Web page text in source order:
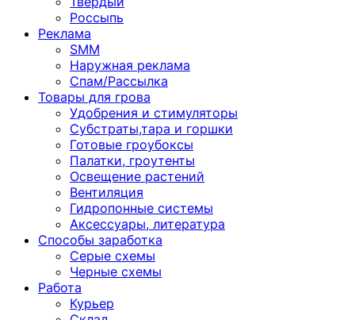
Россыпь
Реклама
SMM
Наружная реклама
Спам/Рассылка
Товары для грова
Удобрения и стимуляторы
Субстраты,тара и горшки
Готовые гроубоксы
Палатки, гроутенты
Освещение растений
Вентиляция
Гидропонные системы
Аксессуары, литература
Способы заработка
Серые схемы
Черные схемы
Работа
Курьер